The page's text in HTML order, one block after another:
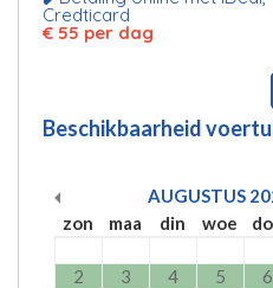
Credticard
€ 55 per dag
Beschikbaarheid
AUGUSTUS
zon
maa din woe
2
3 4 5 6